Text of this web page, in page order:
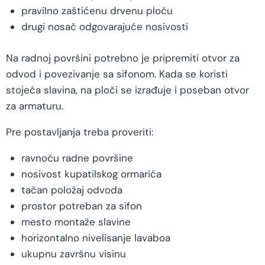
pravilno zaštićenu drvenu ploču
drugi nosač odgovarajuće nosivosti
Na radnoj površini potrebno je pripremiti otvor za
odvod i povezivanje sa sifonom. Kada se koristi
stojeća slavina, na ploči se izrađuje i poseban otvor
za armaturu.
Pre postavljanja treba proveriti:
ravnoću radne površine
nosivost kupatilskog ormarića
tačan položaj odvoda
prostor potreban za sifon
mesto montaže slavine
horizontalno nivelisanje lavaboa
ukupnu završnu visinu